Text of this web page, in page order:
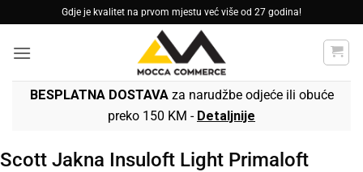
to
content
Gdje je kvalitet na prvom mjestu već više od 27 godina!
BESPLATNA DOSTAVAza narudžbe odjeće ili obuće
preko 150 KM - Detaljnije
Scott Jakna Insuloft Light Primaloft